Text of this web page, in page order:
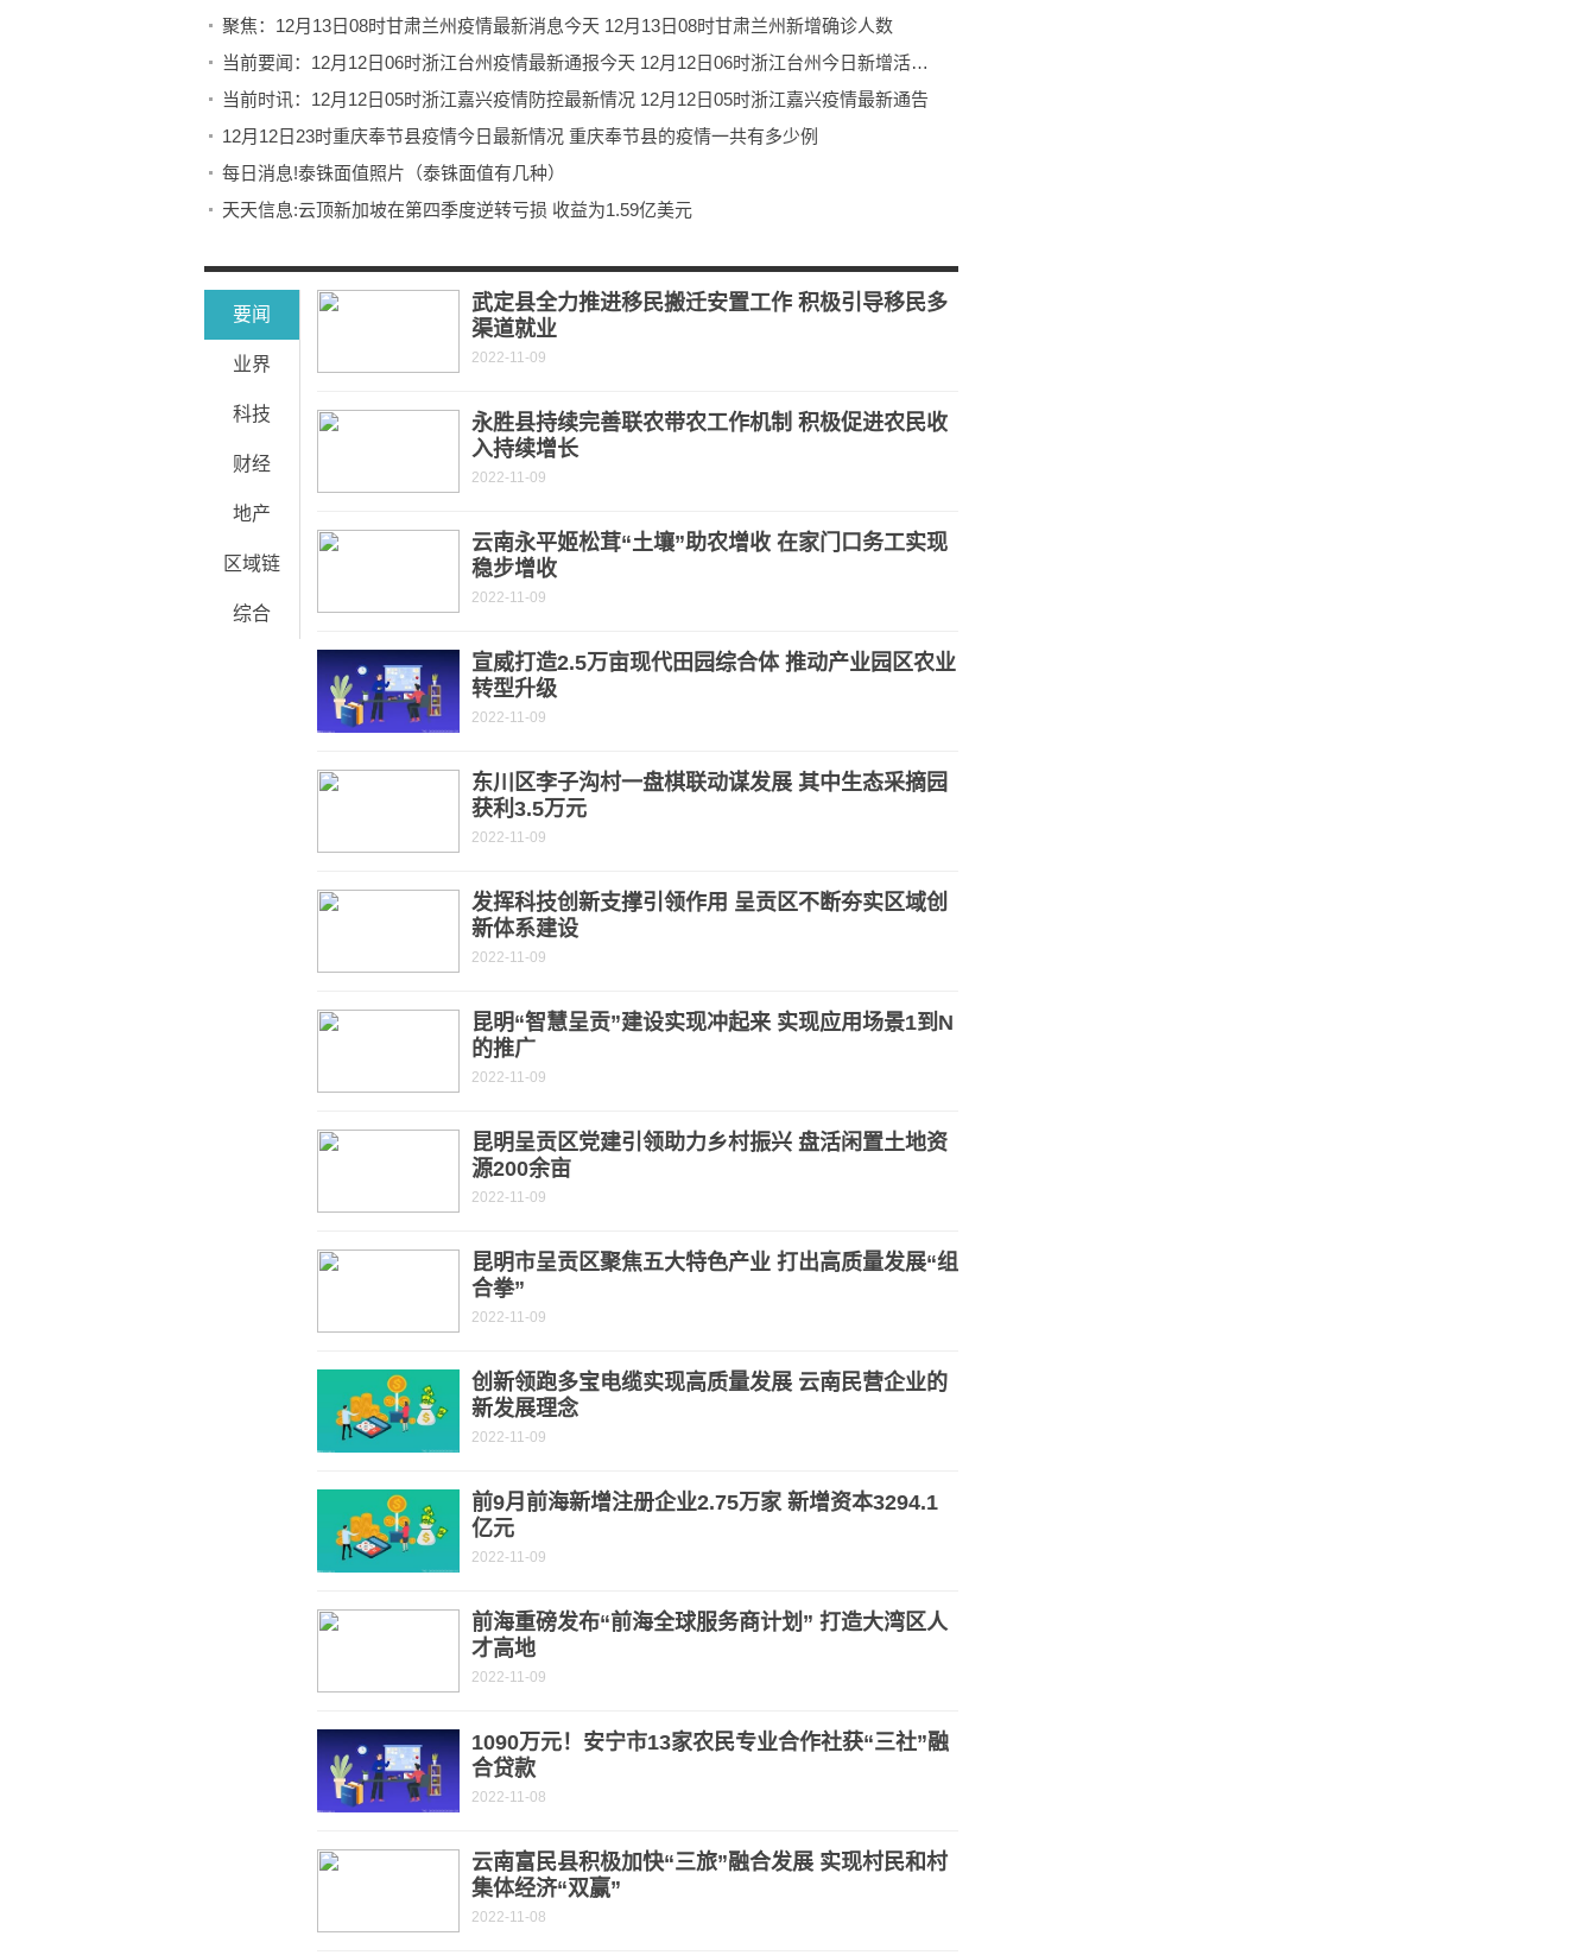
聚焦：12月13日08时甘肃兰州疫情最新消息今天 12月13日08时甘肃兰州新增确诊人数
当前要闻：12月12日06时浙江台州疫情最新通报今天 12月12日06时浙江台州今日新增活动轨迹有吗
当前时讯：12月12日05时浙江嘉兴疫情防控最新情况 12月12日05时浙江嘉兴疫情最新通告
12月12日23时重庆奉节县疫情今日最新情况 重庆奉节县的疫情一共有多少例
每日消息!泰铢面值照片（泰铢面值有几种）
天天信息:云顶新加坡在第四季度逆转亏损 收益为1.59亿美元
要闻
业界
科技
财经
地产
区域链
综合
武定县全力推进移民搬迁安置工作 积极引导移民多
渠道就业
2022-11-09
永胜县持续完善联农带农工作机制 积极促进农民收
入持续增长
2022-11-09
云南永平姬松茸“土壤”助农增收 在家门口务工实现
稳步增收
2022-11-09
宣威打造2.5万亩现代田园综合体 推动产业园区农业
转型升级
2022-11-09
东川区李子沟村一盘棋联动谋发展 其中生态采摘园
获利3.5万元
2022-11-09
发挥科技创新支撑引领作用 呈贡区不断夯实区域创
新体系建设
2022-11-09
昆明“智慧呈贡”建设实现冲起来 实现应用场景1到N
的推广
2022-11-09
昆明呈贡区党建引领助力乡村振兴 盘活闲置土地资
源200余亩
2022-11-09
昆明市呈贡区聚焦五大特色产业 打出高质量发展“组
合拳”
2022-11-09
创新领跑多宝电缆实现高质量发展 云南民营企业的
新发展理念
2022-11-09
前9月前海新增注册企业2.75万家 新增资本3294.1
亿元
2022-11-09
前海重磅发布“前海全球服务商计划” 打造大湾区人
才高地
2022-11-09
1090万元！安宁市13家农民专业合作社获“三社”融
合贷款
2022-11-08
云南富民县积极加快“三旅”融合发展 实现村民和村
集体经济“双赢”
2022-11-08